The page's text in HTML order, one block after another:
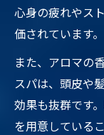
心身の疲れやス
価されています。
また、アロマの
スパは、頭皮や
効果も抜群です
を用意している